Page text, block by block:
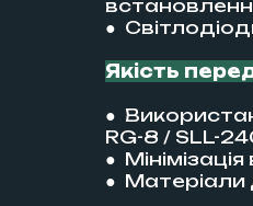
●
Якість
●
RG-8 / SLL-
●
● Матеріали